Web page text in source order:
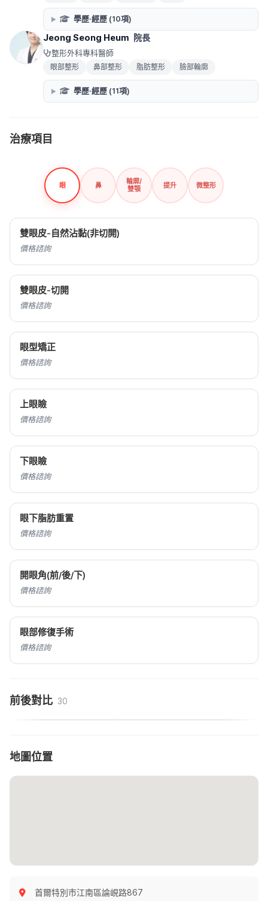
學歷·經歷 (10項)
Jeong Seong Heum 院長
整形外科專科醫師
眼部整形 鼻部整形 脂肪整形 臉部輪廓
學歷·經歷 (11項)
治療項目
眼 鼻
輪廓/
雙顎
提升 微整形
雙眼皮-自然沾黏(非切開)
價格諮詢
雙眼皮-切開
價格諮詢
眼型矯正
價格諮詢
上眼瞼
價格諮詢
下眼瞼
價格諮詢
眼下脂肪重置
價格諮詢
開眼角(前/後/下)
價格諮詢
眼部修復手術
價格諮詢
前後對比 30
地圖位置
首爾特別市江南區論峴路867